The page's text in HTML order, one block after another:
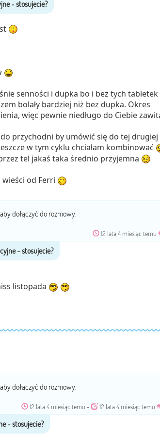
senności i dupka bo i bez tych tabletek
bolały bardziej niż bez dupka. Okres
więc pewnie niedługo do Ciebie
przychodni by umówić się do tej
w tym cyklu chciałam kombinować
tel jakaś taka średnio przyjemna
od Ferri
dołączyć do rozmowy.
12 lata 4 miesiąc temu
listopada
dołączyć do rozmowy.
12 lata 4 miesiąc temu - 12 lata 4 miesiąc temu